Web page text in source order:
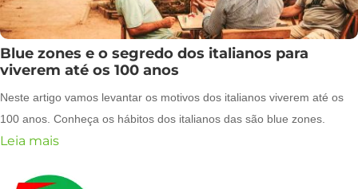
Blue zones e o segredo dos italianos para
viverem até os 100 anos
Neste artigo vamos levantar os motivos dos italianos viverem até os
100 anos. Conheça os hábitos dos italianos das são blue zones.
Leia mais